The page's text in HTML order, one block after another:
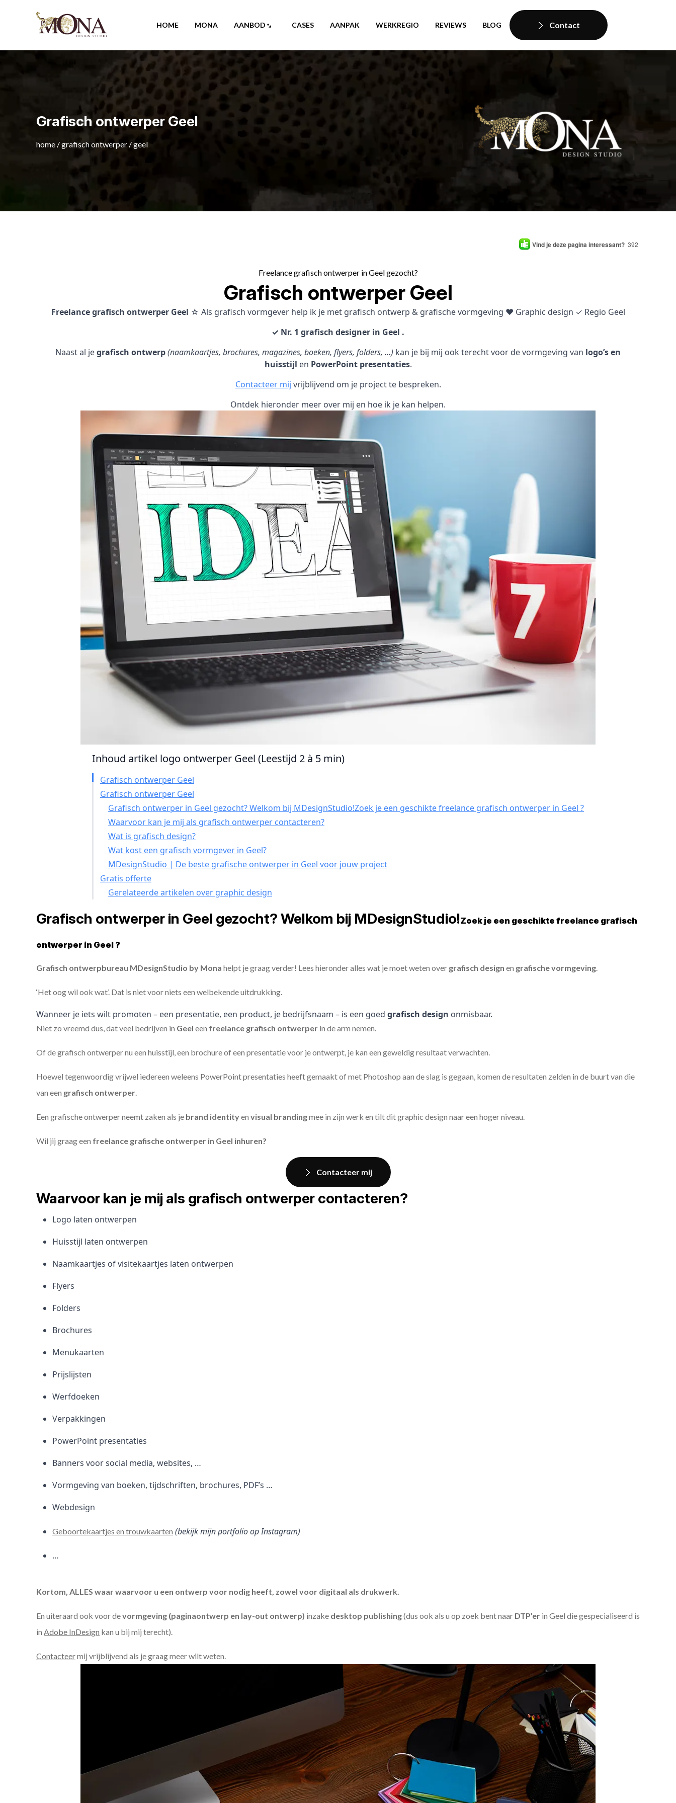
HOME MONA AANBOD CASES AANPAK WERKREGIO REVIEWS BLOG Contact
Grafisch ontwerper Geel
home /grafisch ontwerper /geel
Vind je deze pagina interessant? 392
Freelance grafisch ontwerper in Geel gezocht?
Grafisch ontwerper Geel
Freelance grafisch ontwerper Geel ☆ Als grafisch vormgever help ik je met grafisch ontwerp & grafische vormgeving ♥ Graphic design ✓ Regio Geel
✓ Nr. 1 grafisch designer in Geel .
Naast al jegrafisch ontwerp(naamkaartjes, brochures, magazines, boeken, flyers, folders, …) kan je bij mij ook terecht voor de vormgeving van logo’s en
huisstijl en PowerPoint presentaties.
Contacteer mij vrijblijvend om je project te bespreken.
Ontdek hieronder meer over mij en hoe ik je kan helpen.
Inhoud artikel logo ontwerper Geel (Leestijd 2 à 5 min)
Grafisch ontwerper Geel
Grafisch ontwerper Geel
Grafisch ontwerper in Geel gezocht? Welkom bij MDesignStudio!Zoek je een geschikte freelance grafisch ontwerper in Geel ?
Waarvoor kan je mij als grafisch ontwerper contacteren?
Wat is grafisch design?
Wat kost een grafisch vormgever in Geel?
MDesignStudio | De beste grafische ontwerper in Geel voor jouw project
Gratis offerte
Gerelateerde artikelen over graphic design
Grafisch ontwerper in Geel gezocht? Welkom bij MDesignStudio!Zoek je een geschikte freelance grafisch
ontwerper in Geel ?
Grafisch ontwerpbureau MDesignStudio by Mona helpt je graag verder! Lees hieronder alles wat je moet weten over grafisch design en grafische vormgeving.
‘Het oog wil ook wat’. Dat is niet voor niets een welbekende uitdrukking.
Wanneer je iets wilt promoten – een presentatie, een product, je bedrijfsnaam – is een goed grafisch design onmisbaar.
Niet zo vreemd dus, dat veel bedrijven in Geel een freelance grafisch ontwerper in de arm nemen.
Of de grafisch ontwerper nu een huisstijl, een brochure of een presentatie voor je ontwerpt, je kan een geweldig resultaat verwachten.
Hoewel tegenwoordig vrijwel iedereen weleens PowerPoint presentaties heeft gemaakt of met Photoshop aan de slag is gegaan, komen de resultaten zelden in de buurt van die
van een grafisch ontwerper.
Een grafische ontwerper neemt zaken als je brand identityen visual brandingmee in zijn werk en tilt dit graphic design naar een hoger niveau.
Wil jij graag een freelance grafische ontwerper in Geel inhuren?
Contacteer mij
Waarvoor kan je mij als grafisch ontwerper contacteren?
Logo laten ontwerpen
Huisstijl laten ontwerpen
Naamkaartjes of visitekaartjes laten ontwerpen
Flyers
Folders
Brochures
Menukaarten
Prijslijsten
Werfdoeken
Verpakkingen
PowerPoint presentaties
Banners voor social media, websites, …
Vormgeving van boeken, tijdschriften, brochures, PDF’s …
Webdesign
Geboortekaartjes en trouwkaarten (bekijk mijn portfolio op Instagram)
…
Kortom, ALLES waar waarvoor u een ontwerp voor nodig heeft, zowel voor digitaal als drukwerk.
En uiteraard ook voor devormgeving (paginaontwerp en lay-out ontwerp) inzake desktop publishing(dus ook als u op zoek bent naar DTP’er in Geel die gespecialiseerd is
in Adobe InDesign kan u bij mij terecht).
Contacteermij vrijblijvend als je graag meer wilt weten.